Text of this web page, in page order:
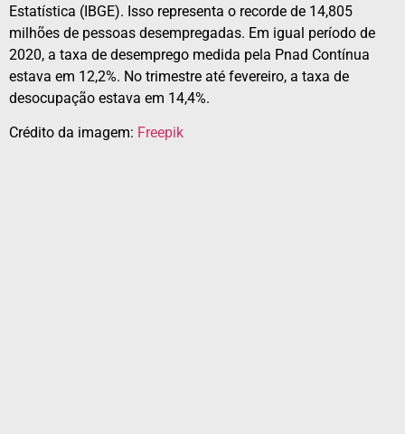
Estatística (IBGE). Isso representa o recorde de 14,805
milhões de pessoas desempregadas. Em igual período de
2020, a taxa de desemprego medida pela Pnad Contínua
estava em 12,2%. No trimestre até fevereiro, a taxa de
desocupação estava em 14,4%.
Crédito da imagem: Freepik